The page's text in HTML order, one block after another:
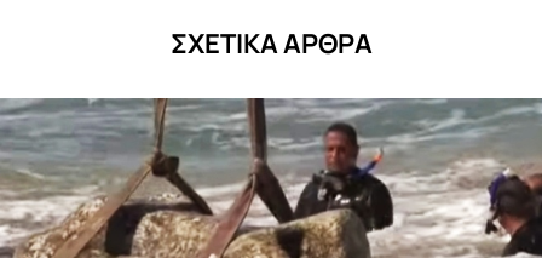
ΣΧΕΤΙΚΑ ΑΡΘΡΑ